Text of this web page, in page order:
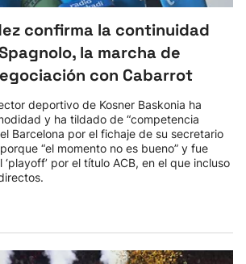
confirma la continuidad
la marcha de
con Cabarrot
deportivo de Kosner Baskonia ha
y ha tildado de “competencia
Barcelona por el fichaje de su secretario
“el momento no es bueno” y fue
por el título ACB, en el que incluso